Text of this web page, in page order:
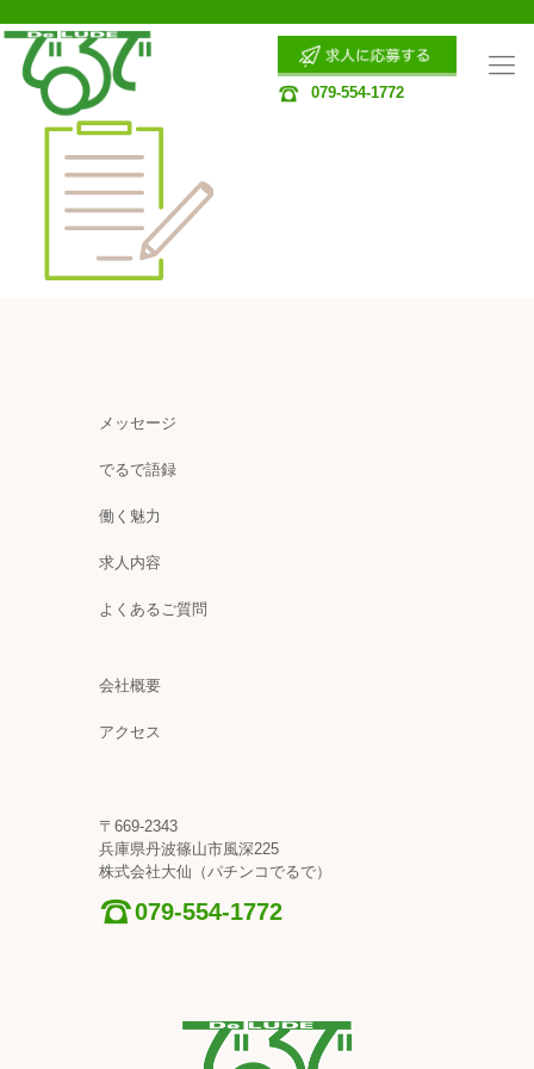
079-554-1772
メッセージ
でるで語録
働く魅力
求人内容
よくあるご質問
会社概要
アクセス
〒669-2343
兵庫県丹波篠山市風深225
株式会社大仙（パチンコでるで）
079-554-1772